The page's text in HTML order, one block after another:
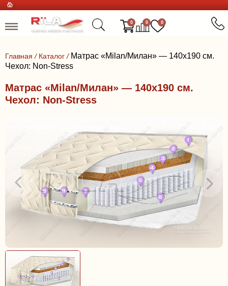
0 0 0
Главная / Каталог / Матрас «Milan/Милан» — 140x190 см.
Чехол: Non-Stress
Матрас «Milan/Милан» — 140x190 см.
Чехол: Non-Stress